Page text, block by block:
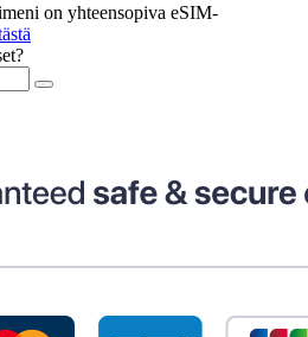
on yhteensopiva eSIM-